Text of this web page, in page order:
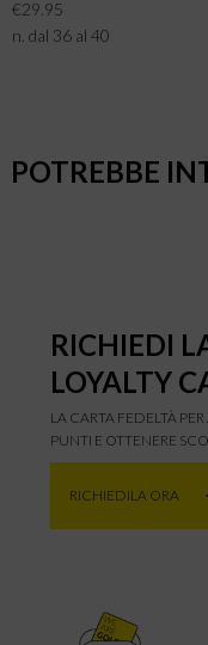
€29.95
n. dal 36 al 40
POTREBBE
RICHIEDI
LOYALTY
LA CARTA FEDELTÀ
PUNTI E OTTENERE
RICHIEDILA ORA